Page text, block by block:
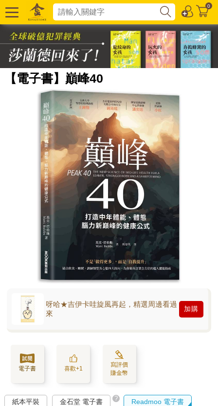
0
【電子書】巔峰40
呀哈★吉伊卡哇旋風再起，精選周邊看過
來
加購
電子書 喜歡+1
寫評價
賺金幣
紙本平裝 金石堂 電子書 ? Readmoo 電子書